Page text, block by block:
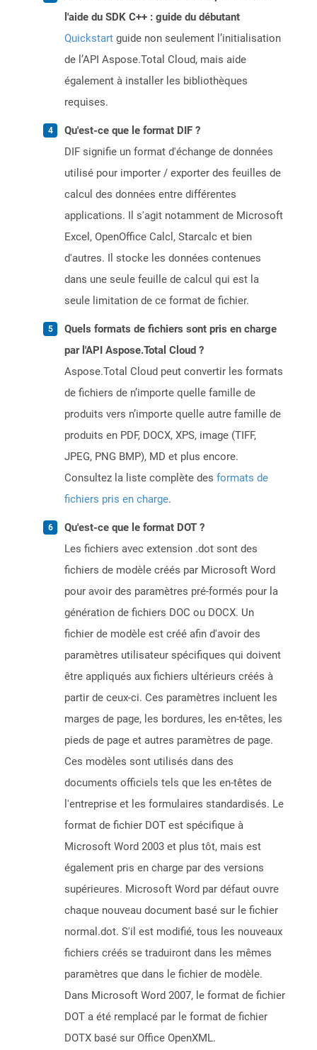
l'aide du SDK C++ : guide du débutant
Quickstart guide non seulement l’initialisation
de l’API Aspose.Total Cloud, mais aide
également à installer les bibliothèques
requises.
Qu'est-ce que le format DIF ?
DIF signifie un format d'échange de données
utilisé pour importer / exporter des feuilles de
calcul des données entre différentes
applications. Il s'agit notamment de Microsoft
Excel, OpenOffice Calcl, Starcalc et bien
d'autres. Il stocke les données contenues
dans une seule feuille de calcul qui est la
seule limitation de ce format de fichier.
Quels formats de fichiers sont pris en charge
par l'API Aspose.Total Cloud ?
Aspose.Total Cloud peut convertir les formats
de fichiers de n’importe quelle famille de
produits vers n’importe quelle autre famille de
produits en PDF, DOCX, XPS, image (TIFF,
JPEG, PNG BMP), MD et plus encore.
Consultez la liste complète des formats de
fichiers pris en charge.
Qu'est-ce que le format DOT ?
Les fichiers avec extension .dot sont des
fichiers de modèle créés par Microsoft Word
pour avoir des paramètres pré-formés pour la
génération de fichiers DOC ou DOCX. Un
fichier de modèle est créé afin d'avoir des
paramètres utilisateur spécifiques qui doivent
être appliqués aux fichiers ultérieurs créés à
partir de ceux-ci. Ces paramètres incluent les
marges de page, les bordures, les en-têtes, les
pieds de page et autres paramètres de page.
Ces modèles sont utilisés dans des
documents officiels tels que les en-têtes de
l'entreprise et les formulaires standardisés. Le
format de fichier DOT est spécifique à
Microsoft Word 2003 et plus tôt, mais est
également pris en charge par des versions
supérieures. Microsoft Word par défaut ouvre
chaque nouveau document basé sur le fichier
normal.dot. S'il est modifié, tous les nouveaux
fichiers créés se traduiront dans les mêmes
paramètres que dans le fichier de modèle.
Dans Microsoft Word 2007, le format de fichier
DOT a été remplacé par le format de fichier
DOTX basé sur Office OpenXML.